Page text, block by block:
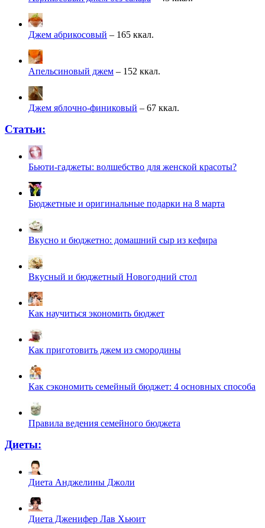
Джем абрикосовый – 165 ккал.
Апельсиновый джем – 152 ккал.
Джем яблочно-финиковый – 67 ккал.
Статьи:
Бьюти-гаджеты: волшебство для женской красоты?
Бюджетные и оригинальные подарки на 8 марта
Вкусно и бюджетно: домашний сыр из кефира
Вкусный и бюджетный Новогодний стол
Как научиться экономить бюджет
Как приготовить джем из смородины
Как сэкономить семейный бюджет: 4 основных способа
Правила ведения семейного бюджета
Диеты:
Диета Анджелины Джоли
Диета Дженифер Лав Хьюит